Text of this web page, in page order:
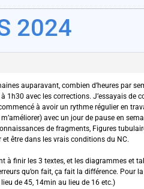
2024
auparavant, combien d’heures par
1h30 avec les corrections. J’essayais
à avoir un rythme régulier en
avec un jour de pause en
de fragments, Figures
être dans les vrais conditions du NC.
à finir les 3 textes, et les diagrammes
qu’on fait, ça fait la différence.
de 45, 14min au lieu de 16 etc.)